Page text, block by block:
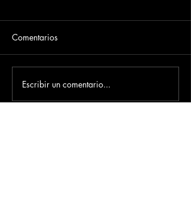
Comentarios
Escribir un comentario...